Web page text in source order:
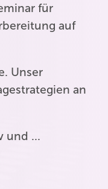
für
auf
Unser
an
und …